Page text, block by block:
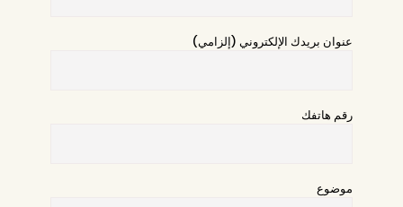
عنوان بريدك الإلكتروني (إلزامي)
رقم هاتفك
موضوع